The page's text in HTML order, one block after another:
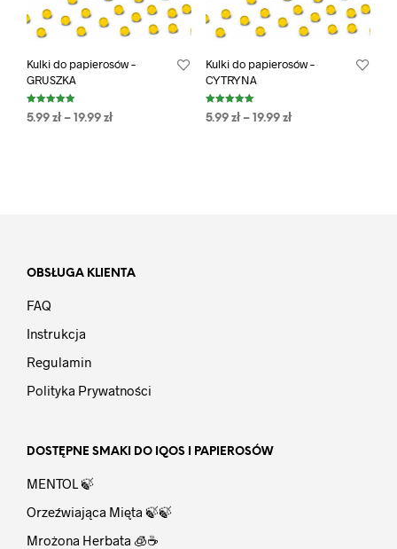
Kulki do papierosów –
GRUSZKA
Oceniono
5.00
5.99 zł– 19.99 zł
Kulki do papierosów –
CYTRYNA
Oceniono
5.00
5.99 zł– 19.99 zł
OBSŁUGA KLIENTA
FAQ
Instrukcja
Regulamin
Polityka Prywatności
DOSTĘPNE SMAKI DO IQOS I PAPIEROSÓW
MENTOL 🍃
Orzeźwiająca Mięta 🍃🍃
Mrożona Herbata 🧊☕